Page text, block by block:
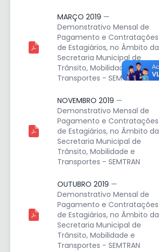
MARÇO 2019 —
Demonstrativo Mensal de
Pagamento e Contratações
de Estagiários, no Âmbito da
Secretaria Municipal de
Trânsito, Mobilidade e
Transportes - SEMTRAN
NOVEMBRO 2019 —
Demonstrativo Mensal de
Pagamento e Contratações
de Estagiários, no Âmbito da
Secretaria Municipal de
Trânsito, Mobilidade e
Transportes - SEMTRAN
OUTUBRO 2019 —
Demonstrativo Mensal de
Pagamento e Contratações
de Estagiários, no Âmbito da
Secretaria Municipal de
Trânsito, Mobilidade e
Transportes - SEMTRAN